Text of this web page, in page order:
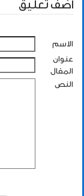
أضف تعليق
الاسم
عنوان
المقال
النص